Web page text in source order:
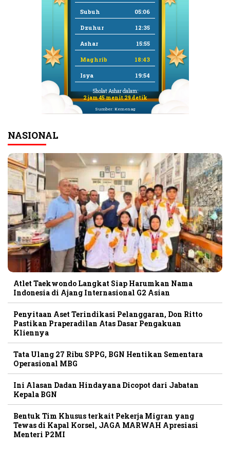
Subuh 05:06
Dzuhur 12:35
Ashar 15:55
Maghrib 18:43
Isya 19:54
Sholat Ashar dalam:
2 jam 45 menit 29 detik
Sumber: Kemenag
NASIONAL
Atlet Taekwondo Langkat Siap Harumkan Nama
Indonesia di Ajang Internasional G2 Asian
Penyitaan Aset Terindikasi Pelanggaran, Don Ritto
Pastikan Praperadilan Atas Dasar Pengakuan
Kliennya
Tata Ulang 27 Ribu SPPG, BGN Hentikan Sementara
Operasional MBG
Ini Alasan Dadan Hindayana Dicopot dari Jabatan
Kepala BGN
Bentuk Tim Khusus terkait Pekerja Migran yang
Tewas di Kapal Korsel, JAGA MARWAH Apresiasi
Menteri P2MI